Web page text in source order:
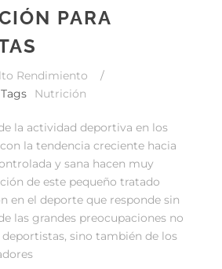
PARA
Rendimiento
/
Tags Nutrición
la actividad deportiva en los
la tendencia creciente hacia
y sana hacen muy
de este pequeño tratado
en el deporte que responde sin
las grandes preocupaciones no
sino también de los